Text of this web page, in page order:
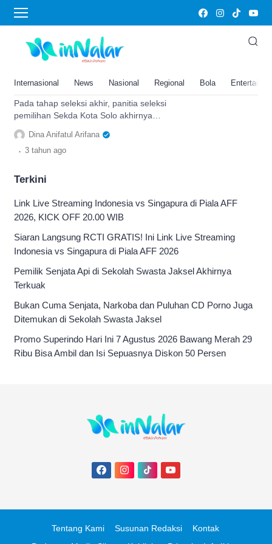
Internasional News Nasional Regional Bola
kandidat
Lolos Seleksi Akhir, Intip
Deretan Harta Kekayaan 3
Paling Kaya?
Pada tahap seleksi akhir, panitia seleksi
pemilihan Sekda Kota Solo akhirnya
menemukan 3 kandidat yang nantinya
akan dipilih Gibran
Dina Anifatul Arifana
. 3 tahun ago
Terkini
Link Live Streaming Indonesia vs Singapura di Piala AFF
2026, KICK OFF 20.00 WIB
Siaran Langsung RCTI GRATIS! Ini Link Live Streaming
Indonesia vs Singapura di Piala AFF 2026
Pemilik Senjata Api di Sekolah Swasta Jaksel Akhirnya
Terkuak
Bukan Cuma Senjata, Narkoba dan Puluhan CD Porno Juga
Ditemukan di Sekolah Swasta Jaksel
Promo Superindo Hari Ini 7 Agustus 2026 Bawang Merah 29
Ribu Bisa Ambil dan Isi Sepuasnya Diskon 50 Persen
Tentang Kami Susunan Redaksi
Kontak